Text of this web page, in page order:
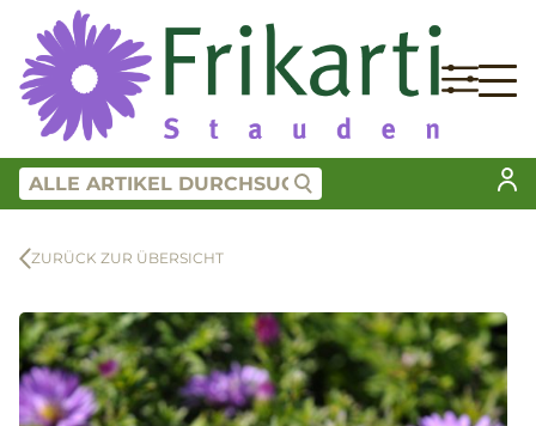
ZURÜCK ZUR ÜBERSICHT